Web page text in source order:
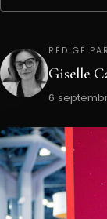
RÉDIGÉ PAR
Giselle
6